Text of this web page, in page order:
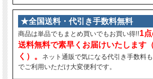
★全国送料・代引き手数料無料
商品は単品でもまとめ買いでもお買い得!!1
送料無料で素早くお届けいたします
く）。
ネット通販で気になる代引き手数料
でご利用いただけ大変便利です。